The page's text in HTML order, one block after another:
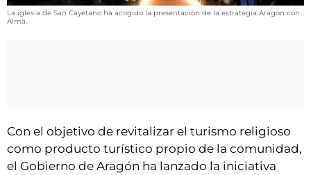
CARTELERA
CLUB DEL AMIGO MILITANTE
INICIAR SESIÓN
La iglesia de San Cayetano ha acogido la presentación de la estrategia Aragón con
Alma.
Con el objetivo de revitalizar el turismo religioso
como producto turístico propio de la comunidad,
el Gobierno de Aragón ha lanzado la iniciativa